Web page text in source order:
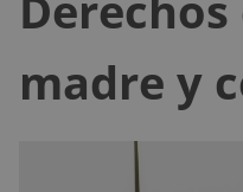
madre y